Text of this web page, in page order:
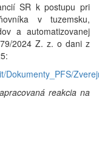
SR k postupu pri
v tuzemsku,
a automatizovanej
2024 Z. z. o dani z
Dokumenty_PFS/
reakcia na